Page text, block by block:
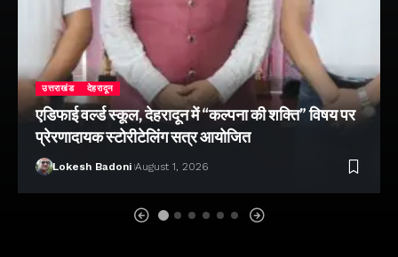
उत्तराखंड देहरादून
एडिफाई वर्ल्ड स्कूल, देहरादून में “कल्पना की शक्ति” विषय पर
प्रेरणादायक स्टोरीटेलिंग सत्र आयोजित
Lokesh Badoni August 1, 2026